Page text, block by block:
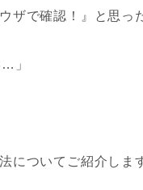
ザで確認！』と思っ
」
についてご紹介しま